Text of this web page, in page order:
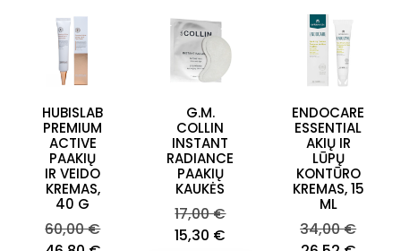
HUBISLAB
PREMIUM
ACTIVE
PAAKIŲ
IR VEIDO
KREMAS,
40 G
Bazinė
60,00 €
G.M.
COLLIN
INSTANT
RADIANCE
PAAKIŲ
KAUKĖS
Bazinė
kaina
17,00 €
Kaina
15,30 €
ENDOCARE
ESSENTIAL
AKIŲ IR
LŪPŲ
KONTŪRO
KREMAS, 15
ML
Bazinė
34,00 €